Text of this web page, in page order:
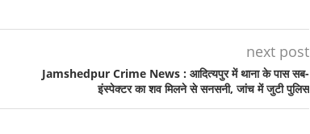
next post
Jamshedpur Crime News : आदित्यपुर में थाना के पास सब-
इंस्पेक्टर का शव मिलने से सनसनी, जांच में जुटी पुलिस